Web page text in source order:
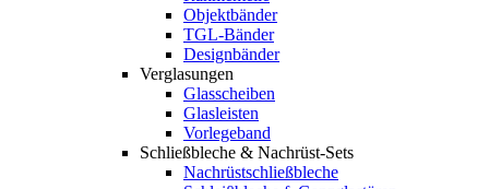
Objektbänder
TGL-Bänder
Designbänder
Verglasungen
Glasscheiben
Glasleisten
Vorlegeband
Schließbleche & Nachrüst-Sets
Nachrüstschließbleche